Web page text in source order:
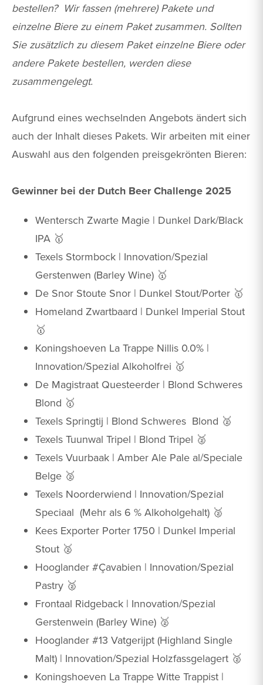
bestellen? Wir fassen (mehrere) Pakete und
einzelne Biere zu einem Paket zusammen. Sollten
Sie zusätzlich zu diesem Paket einzelne Biere oder
andere Pakete bestellen, werden diese
zusammengelegt.
Aufgrund eines wechselnden Angebots ändert sich
auch der Inhalt dieses Pakets. Wir arbeiten mit einer
Auswahl aus den folgenden preisgekrönten Bieren:
Gewinner bei der Dutch Beer Challenge 2025
Wentersch Zwarte Magie | Dunkel Dark/Black
IPA 🥇
Texels Stormbock | Innovation/Spezial
Gerstenwen (Barley Wine) 🥇
De Snor Stoute Snor | Dunkel Stout/Porter 🥇
Homeland Zwartbaard | Dunkel Imperial Stout
🥇
Koningshoeven La Trappe Nillis 0.0% |
Innovation/Spezial Alkoholfrei 🥇
De Magistraat Questeerder | Blond Schweres
Blond 🥇
Texels Springtij | Blond Schweres Blond 🥈
Texels Tuunwal Tripel | Blond Tripel 🥈
Texels Vuurbaak | Amber Ale Pale al/Speciale
Belge 🥈
Texels Noorderwiend | Innovation/Spezial
Speciaal (Mehr als 6 % Alkoholgehalt) 🥈
Kees Exporter Porter 1750 | Dunkel Imperial
Stout 🥈
Hooglander #Çavabien | Innovation/Spezial
Pastry 🥈
Frontaal Ridgeback | Innovation/Spezial
Gerstenwein (Barley Wine) 🥈
Hooglander #13 Vatgerijpt (Highland Single
Malt) | Innovation/Spezial Holzfassgelagert 🥈
Koningshoeven La Trappe Witte Trappist |